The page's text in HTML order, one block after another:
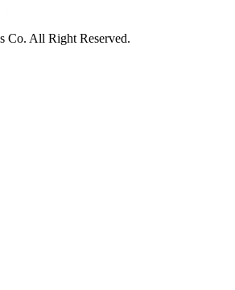
All Right Reserved.